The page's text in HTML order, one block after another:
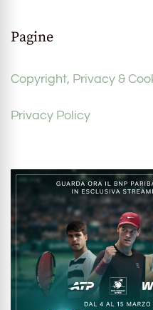
Pagine
Copyright, Privacy &
Privacy Policy